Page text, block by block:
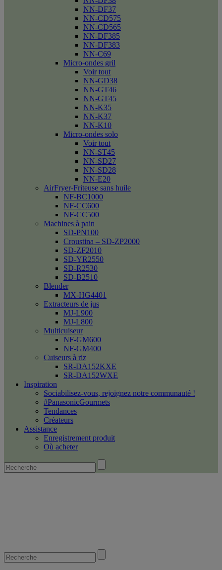
NN-DF37
NN-CD575
NN-CD565
NN-DF385
NN-DF383
NN-C69
Micro-ondes gril
Voir tout
NN-GD38
NN-GT46
NN-GT45
NN-K35
NN-K37
NN-K10
Micro-ondes solo
Voir tout
NN-ST45
NN-SD27
NN-SD28
NN-E20
AirFryer-Friteuse sans huile
NF-BC1000
NF-CC600
NF-CC500
Machines à pain
SD-PN100
Croustina – SD-ZP2000
SD-ZF2010
SD-YR2550
SD-R2530
SD-B2510
Blender
MX-HG4401
Extracteurs de jus
MJ-L900
MJ-L800
Multicuiseur
NF-GM600
NF-GM400
Cuiseurs à riz
SR-DA152KXE
SR-DA152WXE
Inspiration
Sociabilisez-vous, rejoignez notre communauté !
#PanasonicGourmets
Tendances
Créateurs
Assistance
Enregistrement produit
Où acheter